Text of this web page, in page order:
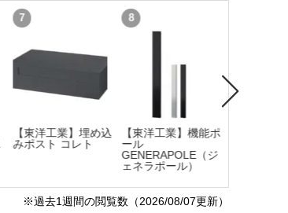
【東洋工業】埋め込
みポスト コレト
【東洋工業】機能ポ
ール
GENERAPOLE（ジ
ェネラポール）
※過去1週間の閲覧数（2026/08/07更新）